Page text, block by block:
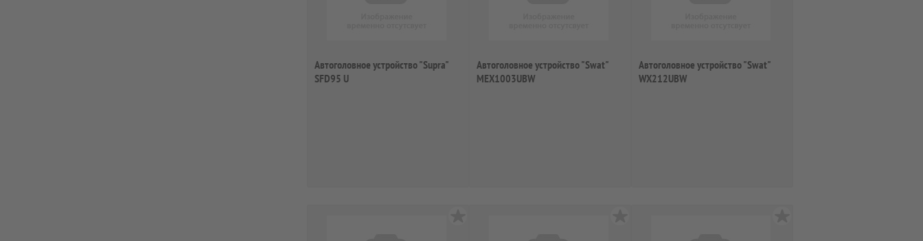
Автоголовное устройство "Supra"
SFD95 U
Автоголовное устройство "Swat"
MEX1003UBW
Автоголовное устройство "Swat"
WX212UBW